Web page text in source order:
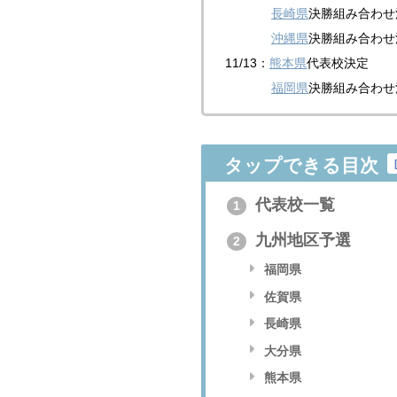
長崎県決勝組み合わせ
沖縄県決勝組み合わせ
11/13：熊本県代表校決定
福岡県決勝組み合わせ
タップできる目次 [
1 代表校一覧
2 九州地区予選
福岡県
佐賀県
長崎県
大分県
熊本県